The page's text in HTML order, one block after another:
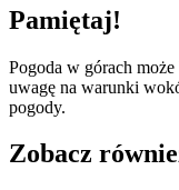
Pamiętaj!
Pogoda w górach
uwagę na warunki
pogody.
Zobacz